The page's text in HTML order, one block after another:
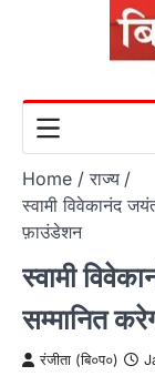
Home
राज्य
स्वामी विवेकानंद
फ़ाउंडेशन
स्वामी
सम्मानित
रंजीता (बि०प०)